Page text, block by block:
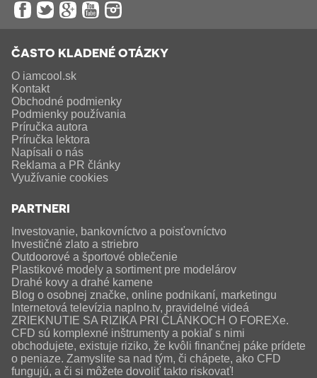
ČASTO KLADENÉ OTÁZKY
O iamcool.sk
Kontakt
Obchodné podmienky
Podmienky používania
Príručka autora
Príručka lektora
Napísali o nás
Reklama a PR články
Využívanie cookies
PARTNERI
Investovanie, bankovníctvo a poisťovníctvo
Investičné zlato a striebro
Outdoorové a športové oblečenie
Plastikové modely a sortiment pre modelárov
Drahé kovy a drahé kamene
Blog o osobnej značke, online podnikaní, marketingu
Internetová televízia naplno.tv, pravidelné videá
ZRIEKNUTIE SA RIZIKA PRI ČLÁNKOCH O FOREXe.
CFD sú komplexné inštrumenty a pokiaľ s nimi
obchodujete, existuje riziko, že kvôli finančnej páke prídete
o peniaze. Zamyslite sa nad tým, či chápete, ako CFD
fungujú, a či si môžete dovoliť takto riskovať!